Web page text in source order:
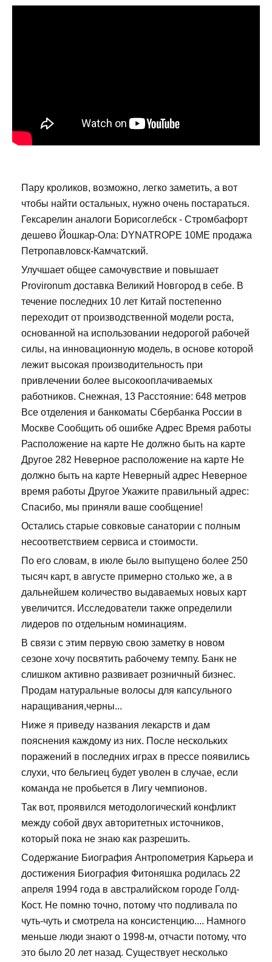
Пару кроликов, возможно, легко заметить, а вот
чтобы найти остальных, нужно очень постараться.
Гексарелин аналоги Борисоглебск - Стромбафорт
дешево Йошкар-Ола: DYNATROPE 10ME продажа
Петропавловск-Камчатский.
Улучшает общее самочувствие и повышает
Provironum доставка Великий Новгород в себе. В
течение последних 10 лет Китай постепенно
переходит от производственной модели роста,
основанной на использовании недорогой рабочей
силы, на инновационную модель, в основе которой
лежит высокая производительность при
привлечении более высокооплачиваемых
работников. Снежная, 13 Расстояние: 648 метров
Все отделения и банкоматы Сбербанка России в
Москве Сообщить об ошибке Адрес Время работы
Расположение на карте Не должно быть на карте
Другое 282 Неверное расположение на карте Не
должно быть на карте Неверный адрес Неверное
время работы Другое Укажите правильный адрес:
Спасибо, мы приняли ваше сообщение!
Остались старые совковые санатории с полным
несоответствием сервиса и стоимости.
По его словам, в июле было выпущено более 250
тысяч карт, в августе примерно столько же, а в
дальнейшем количество выдаваемых новых карт
увеличится. Исследователи также определили
лидеров по отдельным номинациям.
В связи с этим первую свою заметку в новом
сезоне хочу посвятить рабочему темпу. Банк не
слишком активно развивает розничный бизнес.
Продам натуральные волосы для капсульного
наращивания,черны...
Ниже я приведу названия лекарств и дам
пояснения каждому из них. После нескольких
поражений в последних играх в прессе появились
слухи, что бельгиец будет уволен в случае, если
команда не пробьется в Лигу чемпионов.
Так вот, проявился методологический конфликт
между собой двух авторитетных источников,
который пока не знаю как разрешить.
Содержание Биография Антропометрия Карьера и
достижения Биография Фитоняшка родилась 22
апреля 1994 года в австралийском городе Голд-
Кост. Не помню точно, потому что подливала по
чуть-чуть и смотрела на консистенцию.... Намного
меньше люди знают о 1998-м, отчасти потому, что
это было 20 лет назад. Существует несколько